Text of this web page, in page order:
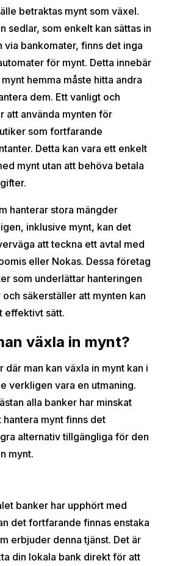
betraktas mynt som växel.
sedlar, som enkelt kan sättas in
via bankomater, finns det inga
för mynt. Detta innebär
hemma måste hitta andra
dem. Ett vanligt och
att använda mynten för
som fortfarande
Detta kan vara ett enkelt
mynt utan att behöva betala
hanterar stora mängder
inklusive mynt, kan det
att teckna ett avtal med
eller Nokas. Dessa företag
som underlättar hanteringen
och säkerställer att mynten kan
effektivt sätt.
växla in mynt?
där man kan växla in mynt kan i
verkligen vara en utmaning.
alla banker har minskat
hantera mynt finns det
alternativ tillgängliga för den
mynt.
banker har upphört med
det fortfarande finnas enstaka
erbjuder denna tjänst. Det är
din lokala bank direkt för att